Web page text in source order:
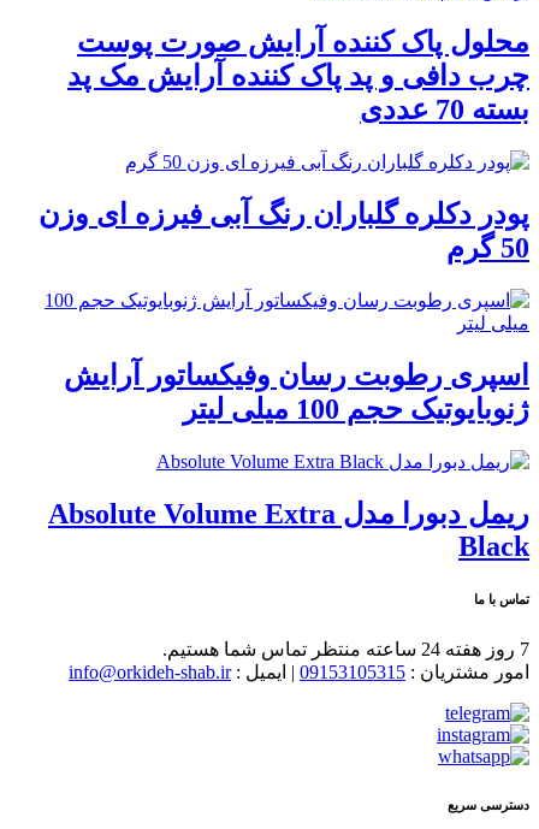
محلول پاک کننده آرایش صورت پوست
چرب دافی و پد پاک کننده آرایش مک پد
بسته 70 عددی
پودر دکلره گلباران رنگ آبی فیرزه ای وزن
50 گرم
اسپری رطوبت رسان وفیکساتور آرایش
ژنوبایوتیک حجم 100 میلی لیتر
ریمل دبورا مدل Absolute Volume Extra
Black
تماس با ما
7 روز هفته 24 ساعته منتظر تماس شما هستیم.
امور مشتریان : 09153105315 | ایمیل :info@orkideh-shab.ir
دسترسی سریع